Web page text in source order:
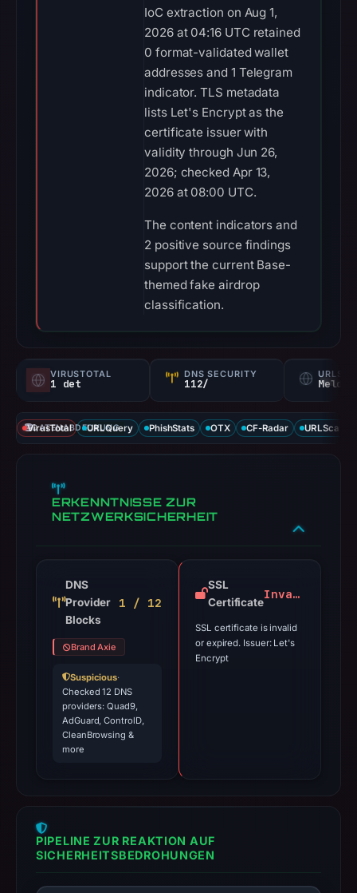
IoC extraction on Aug 1,
2026 at 04:16 UTC retained
0 format-validated wallet
addresses and 1 Telegram
indicator. TLS metadata
lists Let's Encrypt as the
certificate issuer with
validity through Jun 26,
2026; checked Apr 13,
2026 at 08:00 UTC.
The content indicators and
2 positive source findings
support the current Base-
themed fake airdrop
classification.
VIRUSTOTAL
1 det
DNS SECURITY
112/
DATENABDECKUNG
VirusTotal URLQuery PhishStats OTX CF-Radar URLScan
ERKENNTNISSE ZUR
NETZWERKSICHERHEIT
DNS
Provider
Blocks
1 / 12
Brand Axie
Suspicious·
Checked 12 DNS
providers: Quad9,
AdGuard, ControlD,
CleanBrowsing &
more
SSL
Certificate
Invalid
SSL certificate is invalid
or expired. Issuer: Let's
Encrypt
PIPELINE ZUR REAKTION AUF
SICHERHEITSBEDROHUNGEN